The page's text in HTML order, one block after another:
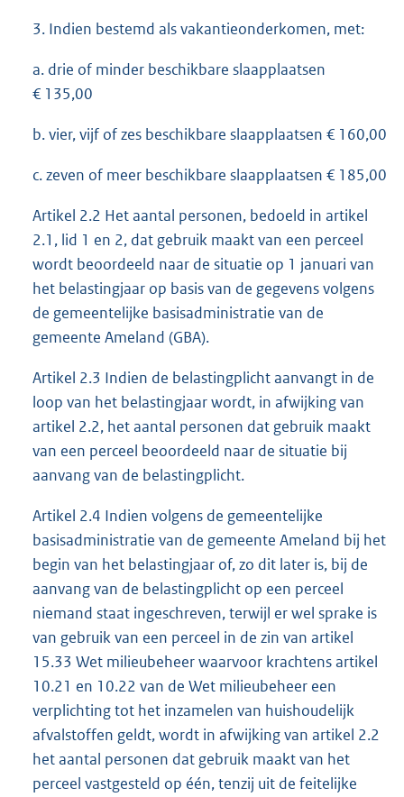
3. Indien bestemd als vakantieonderkomen, met:
a. drie of minder beschikbare slaapplaatsen
€ 135,00
b. vier, vijf of zes beschikbare slaapplaatsen € 160,00
c. zeven of meer beschikbare slaapplaatsen € 185,00
Artikel 2.2 Het aantal personen, bedoeld in artikel
2.1, lid 1 en 2, dat gebruik maakt van een perceel
wordt beoordeeld naar de situatie op 1 januari van
het belastingjaar op basis van de gegevens volgens
de gemeentelijke basisadministratie van de
gemeente Ameland (GBA).
Artikel 2.3 Indien de belastingplicht aanvangt in de
loop van het belastingjaar wordt, in afwijking van
artikel 2.2, het aantal personen dat gebruik maakt
van een perceel beoordeeld naar de situatie bij
aanvang van de belastingplicht.
Artikel 2.4 Indien volgens de gemeentelijke
basisadministratie van de gemeente Ameland bij het
begin van het belastingjaar of, zo dit later is, bij de
aanvang van de belastingplicht op een perceel
niemand staat ingeschreven, terwijl er wel sprake is
van gebruik van een perceel in de zin van artikel
15.33 Wet milieubeheer waarvoor krachtens artikel
10.21 en 10.22 van de Wet milieubeheer een
verplichting tot het inzamelen van huishoudelijk
afvalstoffen geldt, wordt in afwijking van artikel 2.2
het aantal personen dat gebruik maakt van het
perceel vastgesteld op één, tenzij uit de feitelijke